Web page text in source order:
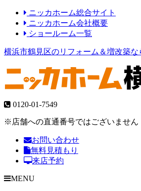
ニッカホーム総合サイト
ニッカホーム会社概要
ショールーム一覧
横浜市鶴見区のリフォーム＆増改築な
0120-01-7549
※店舗への直通番号ではございません
お問い合わせ
無料見積もり
来店予約
MENU